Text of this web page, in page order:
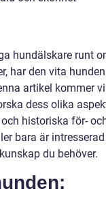
hundälskare runt
har den vita
artikel kommer
dess olika
historiska för-
bara är
du behöver.